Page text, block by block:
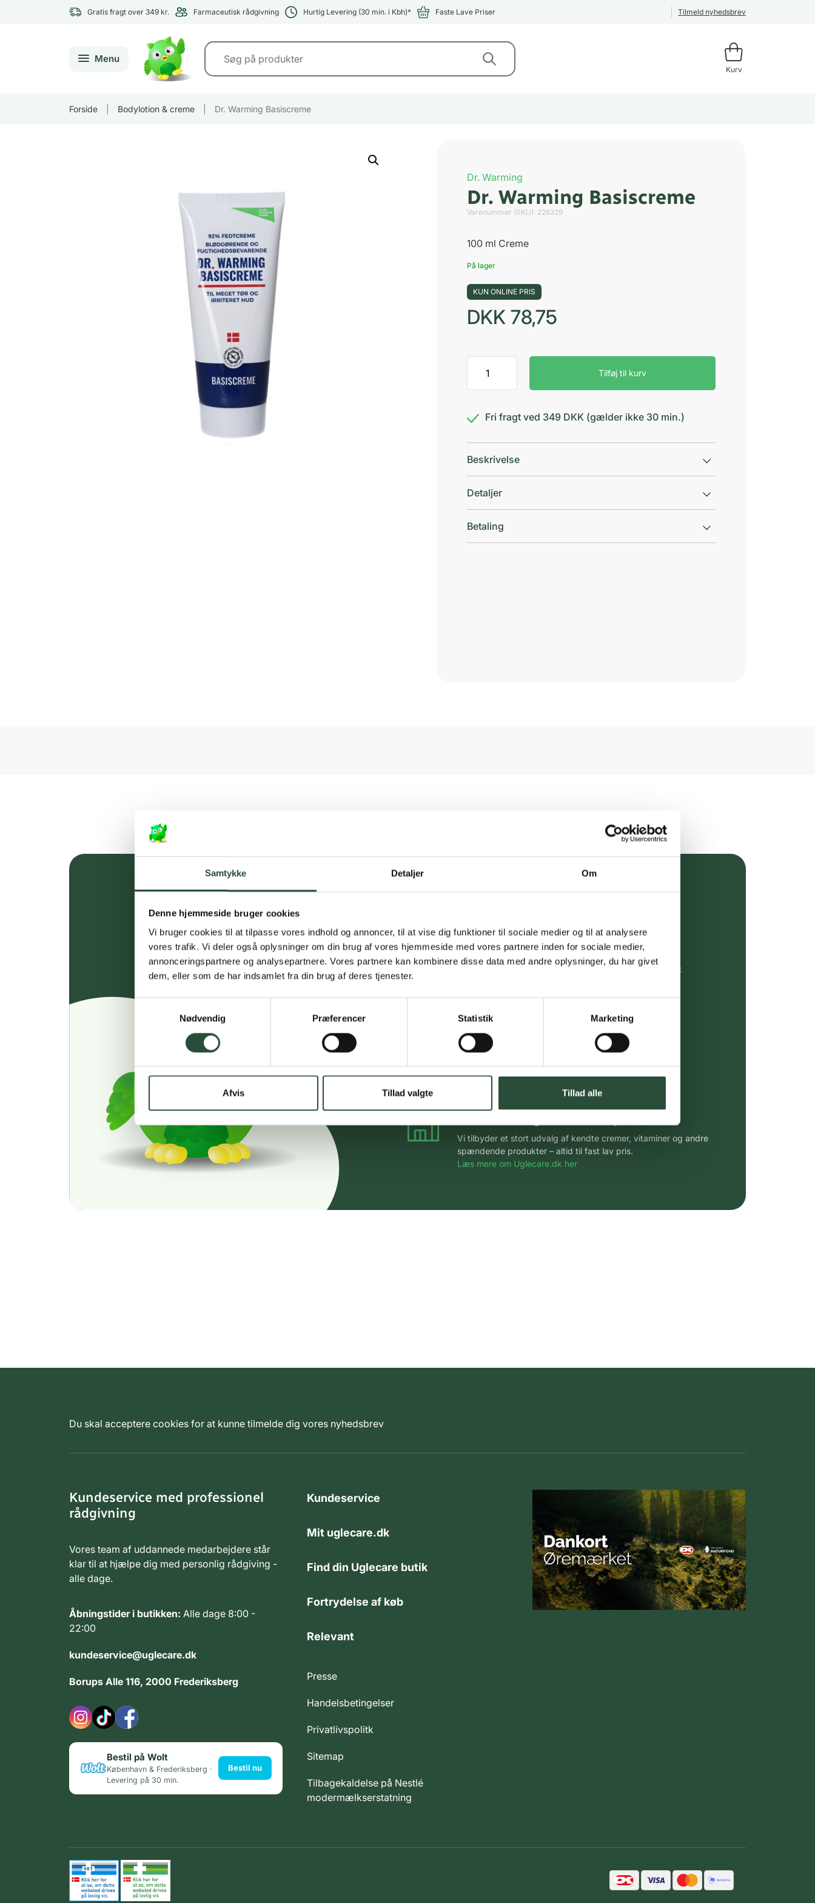
Samtykke Detaljer Om
Denne hjemmeside bruger cookies
Vi bruger cookies til at tilpasse vores indhold og annoncer, til at vise dig funktioner til sociale medier og til at analysere
vores trafik. Vi deler også oplysninger om din brug af vores hjemmeside med vores partnere inden for sociale medier,
annonceringspartnere og analysepartnere. Vores partnere kan kombinere disse data med andre oplysninger, du har givet
dem, eller som de har indsamlet fra din brug af deres tjenester.
Nødvendig
Præferencer Statistik Marketing
Afvis Tillad valgte Tillad alle
Gratis fragt over 349 kr. Farmaceutisk rådgivning Hurtig Levering (30 min. i Kbh)* Faste Lave Priser Tilmeld nyhedsbrev
Menu
Kurv
Forside Bodylotion & creme Dr. Warming Basiscreme
Dr. Warming
Dr. Warming Basiscreme
Varenummer (SKU): 226329
100 ml Creme
På lager
KUN ONLINE PRIS
DKK 78,75
Warming
Basiscreme
Tilføj til kurv
Fri fragt ved 349 DKK (gælder ikke 30 min.)
Beskrivelse
Detaljer
Betaling
Gratis fragt over 349 kr.
Personlig rådgivning
Få hjælp til din webordre på: kundeservice@uglecare.dk
Hurtigt leveringen via GLS, og DAO
Faste lave priser*
Stort udvalg af kendte produkter
Vi tilbyder et stort udvalg af kendte cremer, vitaminer og andre
spændende produkter – altid til fast lav pris.
Læs mere om Uglecare.dk her
Du skal acceptere cookies for at kunne tilmelde dig vores nyhedsbrev
Kundeservice med professionel
rådgivning
Vores team af uddannede medarbejdere står
klar til at hjælpe dig med personlig rådgiving -
alle dage.
Åbningstider i butikken: Alle dage 8:00 -
22:00
kundeservice@uglecare.dk
Borups Alle 116, 2000 Frederiksberg
Bestil på Wolt
København & Frederiksberg ·
Levering på 30 min.
Bestil nu
Kundeservice
Mit uglecare.dk
Find din Uglecare butik
Fortrydelse af køb
Relevant
Presse
Handelsbetingelser
Privatlivspolitk
Sitemap
Tilbagekaldelse på Nestlé
modermælkserstatning